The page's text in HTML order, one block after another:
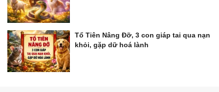
Tổ Tiên Nâng Đỡ, 3 con giáp tai qua nạn
khỏi, gặp dữ hoá lành